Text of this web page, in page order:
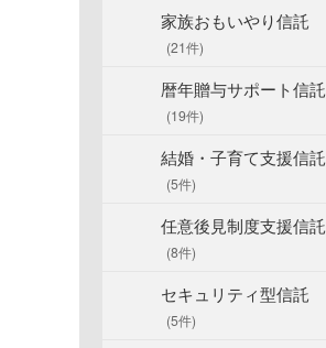
家族おもいやり信託
(21件)
暦年贈与サポート信託
(19件)
結婚・子育て支援信託
(5件)
任意後見制度支援信託
(8件)
セキュリティ型信託
(5件)